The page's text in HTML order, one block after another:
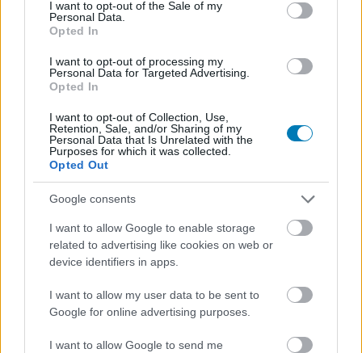
I want to opt-out of the Sale of my
Personal Data.
Opted In
I want to opt-out of processing my
Personal Data for Targeted Advertising.
Opted In
I want to opt-out of Collection, Use,
Retention, Sale, and/or Sharing of my
Personal Data that Is Unrelated with the
Purposes for which it was collected.
Opted Out
Google consents
I want to allow Google to enable storage
related to advertising like cookies on web or
device identifiers in apps.
I want to allow my user data to be sent to
Google for online advertising purposes.
I want to allow Google to send me
Most ingyen kipróbálhatod a Nioh 3-at PC-n és PS5-
| 2026.01.29 14:17
Elérhetővé vált a februárban érkező szamurájos soulslike
egy- és többjátékos módjából is ízelítőt adó demó.